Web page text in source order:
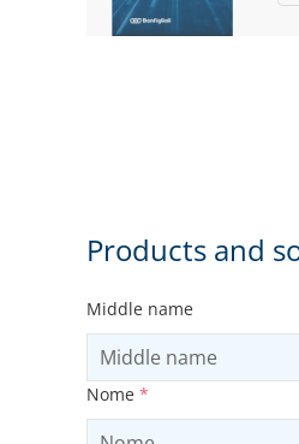
Products and
Middle name
Nome *